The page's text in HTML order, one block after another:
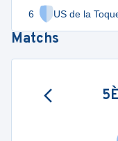
6 US de la
Matchs